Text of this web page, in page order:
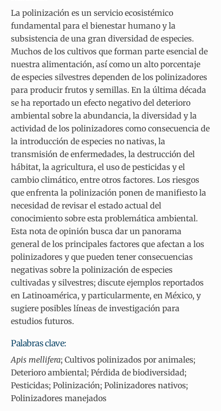
La polinización es un servicio ecosistémico
fundamental para el bienestar humano y la
subsistencia de una gran diversidad de especies.
Muchos de los cultivos que forman parte esencial de
nuestra alimentación, así como un alto porcentaje
de especies silvestres dependen de los polinizadores
para producir frutos y semillas. En la última década
se ha reportado un efecto negativo del deterioro
ambiental sobre la abundancia, la diversidad y la
actividad de los polinizadores como consecuencia de
la introducción de especies no nativas, la
transmisión de enfermedades, la destrucción del
hábitat, la agricultura, el uso de pesticidas y el
cambio climático, entre otros factores. Los riesgos
que enfrenta la polinización ponen de manifiesto la
necesidad de revisar el estado actual del
conocimiento sobre esta problemática ambiental.
Esta nota de opinión busca dar un panorama
general de los principales factores que afectan a los
polinizadores y que pueden tener consecuencias
negativas sobre la polinización de especies
cultivadas y silvestres; discute ejemplos reportados
en Latinoamérica, y particularmente, en México, y
sugiere posibles líneas de investigación para
estudios futuros.
Palabras clave:
Apis mellifera; Cultivos polinizados por animales;
Deterioro ambiental; Pérdida de biodiversidad;
Pesticidas; Polinización; Polinizadores nativos;
Polinizadores manejados